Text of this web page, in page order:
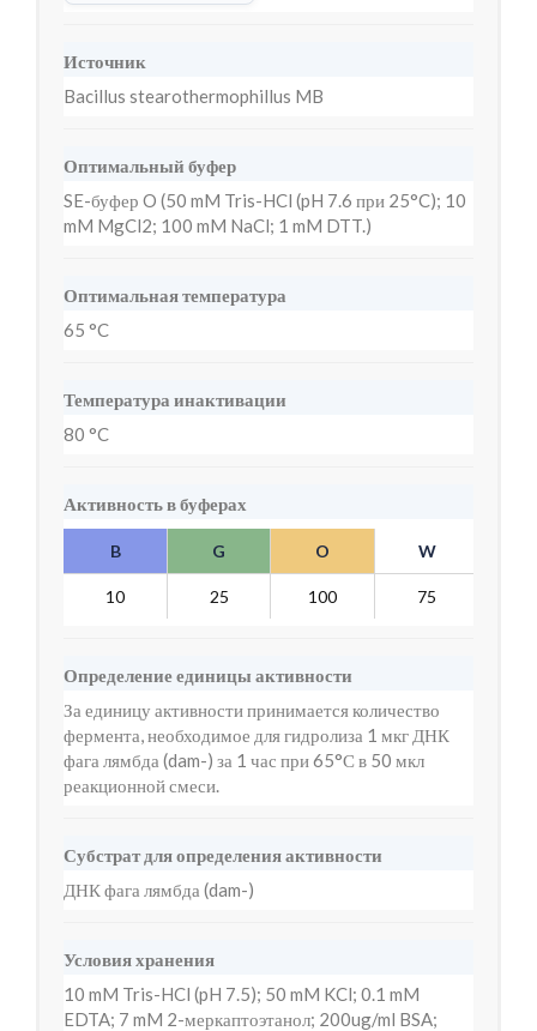
Источник
Bacillus stearothermophillus MB
Оптимальный буфер
SE-буфер O (50 mM Tris-HCl (pH 7.6 при 25°C); 10
mM MgCl2; 100 mM NaCl; 1 mM DTT.)
Оптимальная температура
65 °C
Температура инактивации
80 °C
Активность в буферах
B G O W
10 25 100 75
Определение единицы активности
За единицу активности принимается количество
фермента, необходимое для гидролиза 1 мкг ДНК
фага лямбда (dam-) за 1 час при 65°С в 50 мкл
реакционной смеси.
Субстрат для определения активности
ДНК фага лямбда (dam-)
Условия хранения
10 mM Tris-HCl (pH 7.5); 50 mM KCl; 0.1 mM
EDTA; 7 mM 2-меркаптоэтанол; 200ug/ml BSA;